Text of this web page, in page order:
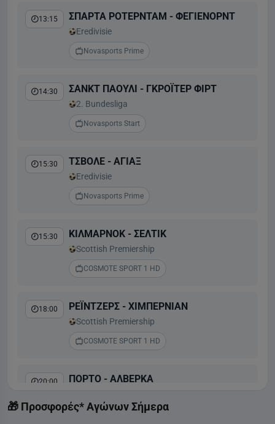
13:15 ΣΠΑΡΤΑ ΡΟΤΕΡΝΤΑΜ - ΦΕΓΙΕΝΟΡΝΤ
Eredivisie
Novasports Prime
14:30 ΣΑΝΚΤ ΠΑΟΥΛΙ - ΓΚΡΟΪΤΕΡ ΦΙΡΤ
2. Bundesliga
Novasports Start
15:30 ΤΣΒΟΛΕ - ΑΓΙΑΞ
Eredivisie
Novasports Prime
15:30 ΚΙΛΜΑΡΝΟΚ - ΣΕΛΤΙΚ
Scottish Premiership
COSMOTE SPORT 1 HD
18:00 ΡΕΪΝΤΖΕΡΣ - ΧΙΜΠΕΡΝΙΑΝ
Scottish Premiership
COSMOTE SPORT 1 HD
20:00 ΠΟΡΤΟ - ΑΛΒΕΡΚΑ
COSMOTE SPORT 2 HD
🎁 Προσφορές* Αγώνων Σήμερα